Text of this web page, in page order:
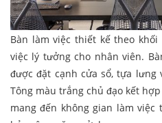
Bàn làm việc thiết kế theo
việc lý tưởng cho nhân viên.
được đặt cạnh cửa sổ, tựa lưng
Tông màu trắng chủ đạo kết
mang đến không gian làm